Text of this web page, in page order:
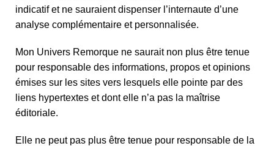
indicatif et ne sauraient dispenser l’internaute d’une
analyse complémentaire et personnalisée.
Mon Univers Remorque ne saurait non plus être tenue
pour responsable des informations, propos et opinions
émises sur les sites vers lesquels elle pointe par des
liens hypertextes et dont elle n’a pas la maîtrise
éditoriale.
Elle ne peut pas plus être tenue pour responsable de la